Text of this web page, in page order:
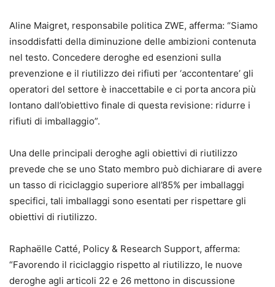
Aline Maigret, responsabile politica ZWE, afferma: “Siamo
insoddisfatti della diminuzione delle ambizioni contenuta
nel testo. Concedere deroghe ed esenzioni sulla
prevenzione e il riutilizzo dei rifiuti per ‘accontentare’ gli
operatori del settore è inaccettabile e ci porta ancora più
lontano dall’obiettivo finale di questa revisione: ridurre i
rifiuti di imballaggio”.
Una delle principali deroghe agli obiettivi di riutilizzo
prevede che se uno Stato membro può dichiarare di avere
un tasso di riciclaggio superiore all’85% per imballaggi
specifici, tali imballaggi sono esentati per rispettare gli
obiettivi di riutilizzo.
Raphaëlle Catté, Policy & Research Support, afferma:
“Favorendo il riciclaggio rispetto al riutilizzo, le nuove
deroghe agli articoli 22 e 26 mettono in discussione